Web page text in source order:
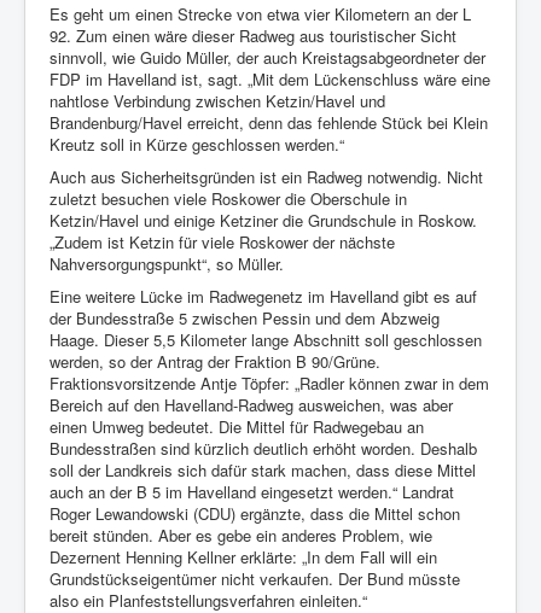
Es geht um einen Strecke von etwa vier Kilometern an der L
92. Zum einen wäre dieser Radweg aus touristischer Sicht
sinnvoll, wie Guido Müller, der auch Kreistagsabgeordneter der
FDP im Havelland ist, sagt. „Mit dem Lückenschluss wäre eine
nahtlose Verbindung zwischen Ketzin/Havel und
Brandenburg/Havel erreicht, denn das fehlende Stück bei Klein
Kreutz soll in Kürze geschlossen werden.“
Auch aus Sicherheitsgründen ist ein Radweg notwendig. Nicht
zuletzt besuchen viele Roskower die Oberschule in
Ketzin/Havel und einige Ketziner die Grundschule in Roskow.
„Zudem ist Ketzin für viele Roskower der nächste
Nahversorgungspunkt“, so Müller.
Eine weitere Lücke im Radwegenetz im Havelland gibt es auf
der Bundesstraße 5 zwischen Pessin und dem Abzweig
Haage. Dieser 5,5 Kilometer lange Abschnitt soll geschlossen
werden, so der Antrag der Fraktion B 90/Grüne.
Fraktionsvorsitzende Antje Töpfer: „Radler können zwar in dem
Bereich auf den Havelland-Radweg ausweichen, was aber
einen Umweg bedeutet. Die Mittel für Radwegebau an
Bundesstraßen sind kürzlich deutlich erhöht worden. Deshalb
soll der Landkreis sich dafür stark machen, dass diese Mittel
auch an der B 5 im Havelland eingesetzt werden.“ Landrat
Roger Lewandowski (CDU) ergänzte, dass die Mittel schon
bereit stünden. Aber es gebe ein anderes Problem, wie
Dezernent Henning Kellner erklärte: „In dem Fall will ein
Grundstückseigentümer nicht verkaufen. Der Bund müsste
also ein Planfeststellungsverfahren einleiten.“